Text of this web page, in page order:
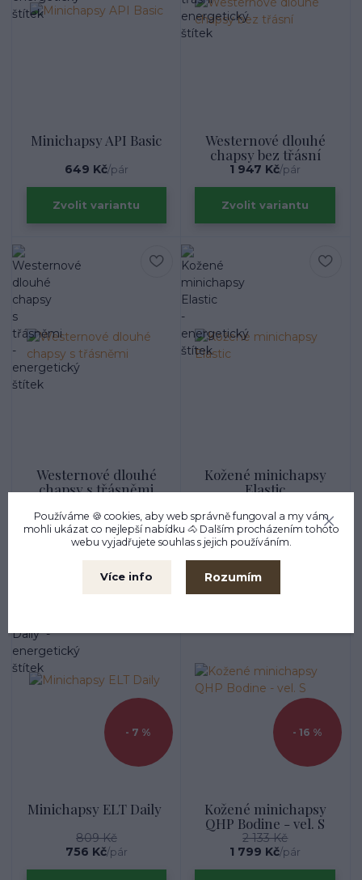
Minichapsy API Basic
649 Kč/pár
Zvolit variantu
Westernové dlouhé
chapsy bez třásní
1 947 Kč/pár
Zvolit variantu
Westernové dlouhé
chapsy s třásněmi
Zvolit variantu
Kožené minichapsy
Elastic
Zvolit variantu
- 7 %
Minichapsy ELT Daily
809 Kč
756 Kč/pár
- 16 %
Kožené minichapsy
QHP Bodine - vel. S
2 133 Kč
1 799 Kč/pár
Používáme 🍪 cookies, aby web správně fungoval a my vám
mohli ukázat co nejlepší nabídku 🐴 Dalším procházením tohoto
webu vyjadřujete souhlas s jejich používáním.
Více info Rozumím